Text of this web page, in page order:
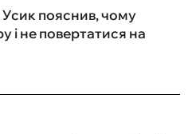
пояснив, чому
і не повертатися на